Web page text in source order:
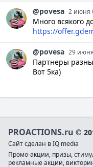
@povesa 2 июня
Много всякого
https://
@povesa 29
Партнеры
Вот 5ка)
PROACTIONS.ru ©
Сайт сделан в IQ media
Промо-акции, призы,
рекламные акции,